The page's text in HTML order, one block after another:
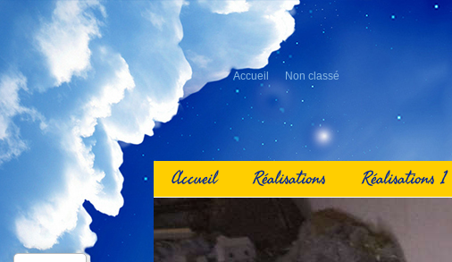
Accueil Non classé
Accueil Réalisations Réalisations 1